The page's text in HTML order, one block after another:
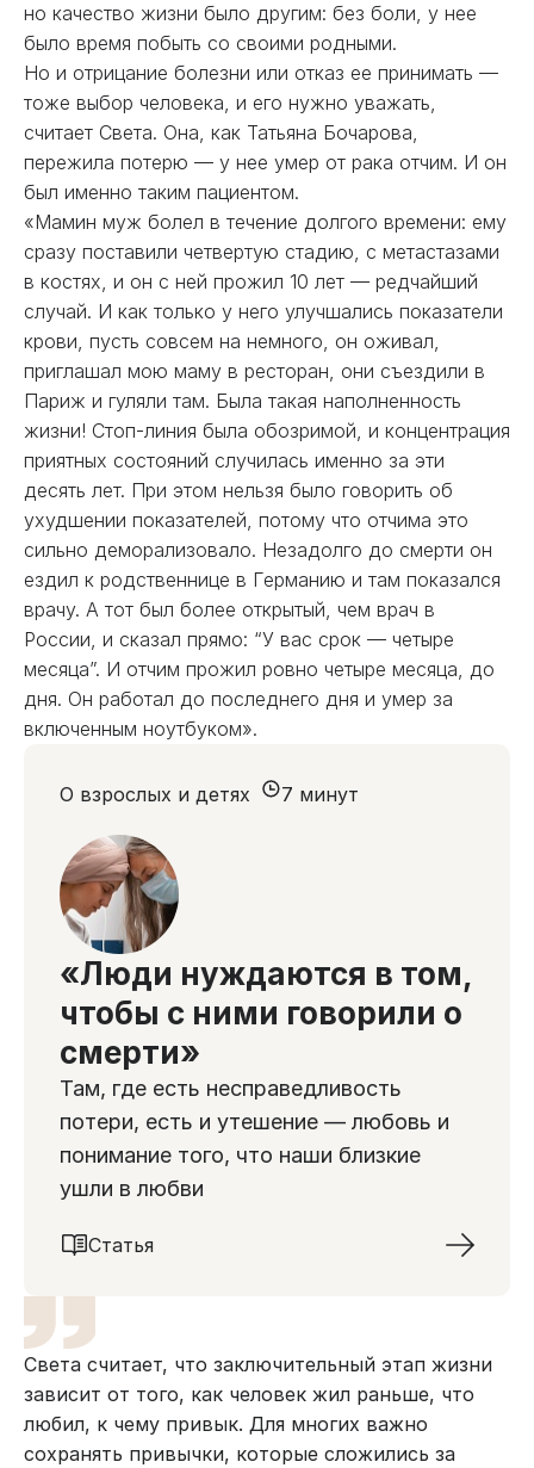
но качество жизни было другим: без боли, у нее
было время побыть со своими родными.
Но и отрицание болезни или отказ ее принимать —
тоже выбор человека, и его нужно уважать,
считает Света. Она, как Татьяна Бочарова,
пережила потерю — у нее умер от рака отчим. И он
был именно таким пациентом.
«Мамин муж болел в течение долгого времени: ему
сразу поставили четвертую стадию, с метастазами
в костях, и он с ней прожил 10 лет — редчайший
случай. И как только у него улучшались показатели
крови, пусть совсем на немного, он оживал,
приглашал мою маму в ресторан, они съездили в
Париж и гуляли там. Была такая наполненность
жизни! Стоп-линия была обозримой, и концентрация
приятных состояний случилась именно за эти
десять лет. При этом нельзя было говорить об
ухудшении показателей, потому что отчима это
сильно деморализовало. Незадолго до смерти он
ездил к родственнице в Германию и там показался
врачу. А тот был более открытый, чем врач в
России, и сказал прямо: “У вас срок — четыре
месяца”. И отчим прожил ровно четыре месяца, до
дня. Он работал до последнего дня и умер за
включенным ноутбуком».
«Люди нуждаются в том,
чтобы с ними говорили о
смерти»
Там, где есть несправедливость
потери, есть и утешение — любовь и
понимание того, что наши близкие
ушли в любви
О взрослых и детях
Статья
7 минут
Света считает, что заключительный этап жизни
зависит от того, как человек жил раньше, что
любил, к чему привык. Для многих важно
сохранять привычки, которые сложились за